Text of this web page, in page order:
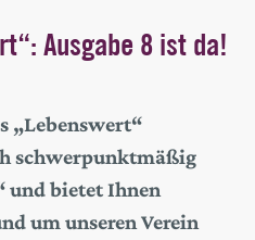
Ausgabe 8 ist da!
„Lebenswert“
schwerpunktmäßig
und bietet Ihnen
um unseren Verein